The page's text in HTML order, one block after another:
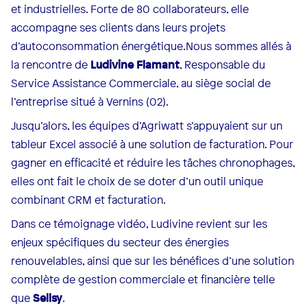
et industrielles. Forte de 80 collaborateurs, elle
accompagne ses clients dans leurs projets
d’autoconsommation énergétique.Nous sommes allés à
la rencontre de Ludivine Flamant, Responsable du
Service Assistance Commerciale, au siège social de
l’entreprise situé à Vernins (02).
Jusqu’alors, les équipes d’Agriwatt s’appuyaient sur un
tableur Excel associé à une solution de facturation. Pour
gagner en efficacité et réduire les tâches chronophages,
elles ont fait le choix de se doter d’un outil unique
combinant CRM et facturation.
Dans ce témoignage vidéo, Ludivine revient sur les
enjeux spécifiques du secteur des énergies
renouvelables, ainsi que sur les bénéfices d’une solution
complète de gestion commerciale et financière telle
queSellsy.